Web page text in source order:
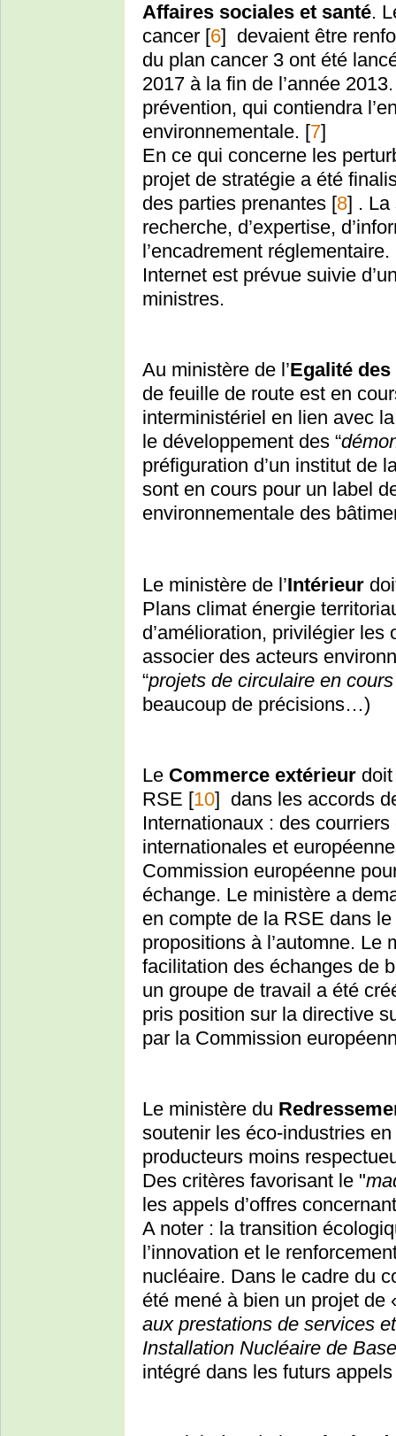
Affaires sociales et santé.
cancer [6] devaient être
du plan cancer 3 ont été
2017 à la fin de l’année
prévention, qui contiendra
environnementale. [7]
En ce qui concerne les
projet de stratégie a été
des parties prenantes [8] . La
recherche, d’expertise,
l’encadrement
Internet est prévue suivie
ministres.
Au ministère de l’Egalité
de feuille de route est en
interministériel en lien avec
le développement des “
préfiguration d’un institut de
sont en cours pour un label
environnementale des
Le ministère de l’Intérieur
Plans climat énergie
d’amélioration, privilégier
associer des acteurs
“projets de circulaire en
beaucoup de précisions…)
Le Commerce extérieur
RSE [10] dans les accords
Internationaux : des
internationales et
Commission européenne
échange. Le ministère a
en compte de la RSE dans
propositions à l’automne.
facilitation des échanges de
un groupe de travail a été
pris position sur la directive
par la Commission
Le ministère du
soutenir les éco-industries
producteurs moins
Des critères favorisant le "
les appels d’offres
A noter : la transition
l’innovation et le
nucléaire. Dans le cadre du
été mené à bien un projet de
aux prestations de services
Installation Nucléaire de
intégré dans les futurs